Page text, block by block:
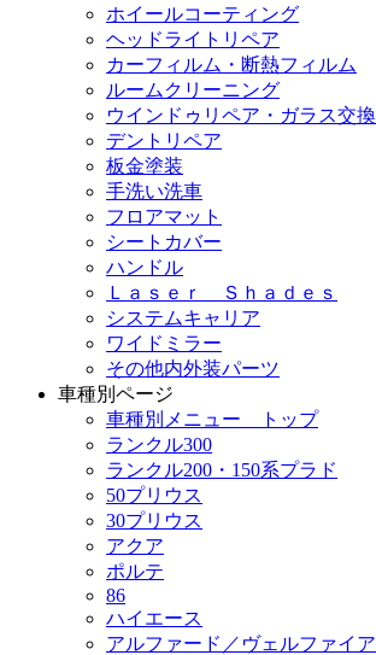
ホイールコーティング
ヘッドライトリペア
カーフィルム・断熱フィルム
ルームクリーニング
ウインドゥリペア・ガラス交換
デントリペア
板金塗装
手洗い洗車
フロアマット
シートカバー
ハンドル
Ｌａｓｅｒ Ｓｈａｄｅｓ
システムキャリア
ワイドミラー
その他内外装パーツ
車種別ページ
車種別メニュー トップ
ランクル300
ランクル200・150系プラド
50プリウス
30プリウス
アクア
ポルテ
86
ハイエース
アルファード／ヴェルファイア